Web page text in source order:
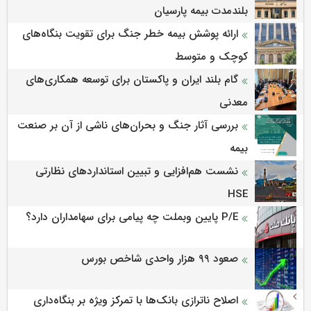
بلندمدت بیمه پارسیان
ارائه پوشش بیمه خطر جنگ برای تقویت بنگاه‌های
کوچک و متوسط
گام بلند ایران و پاکستان برای توسعه همکاری‌های
معدنی
بررسی آثار جنگ و بحران‌های ناشی از آن بر صنعت
بیمه
نشست هم‌افزایی و تبیین استانداردهای نظارتی
HSE
P/E پایین وبملت چه پیامی برای سهامداران دارد؟
صعود ۹۹ هزار واحدی شاخص بورس
اصلاح ناترازی بانک‌ها با تمرکز ویژه بر بنگاه‌داری